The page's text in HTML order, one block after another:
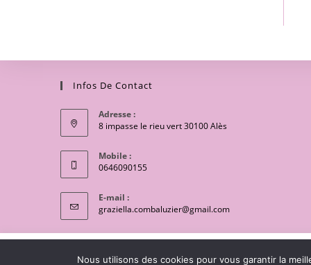
Infos De Contact
Adresse :
8 impasse le rieu vert 30100 Alès
Mobile :
0646090155
E-mail :
graziella.combaluzier@gmail.comS’ouvre
votre
Copyright 2026 - OceanWP Theme by Lili coton
Nous utilisons des cookies pour vous garantir la